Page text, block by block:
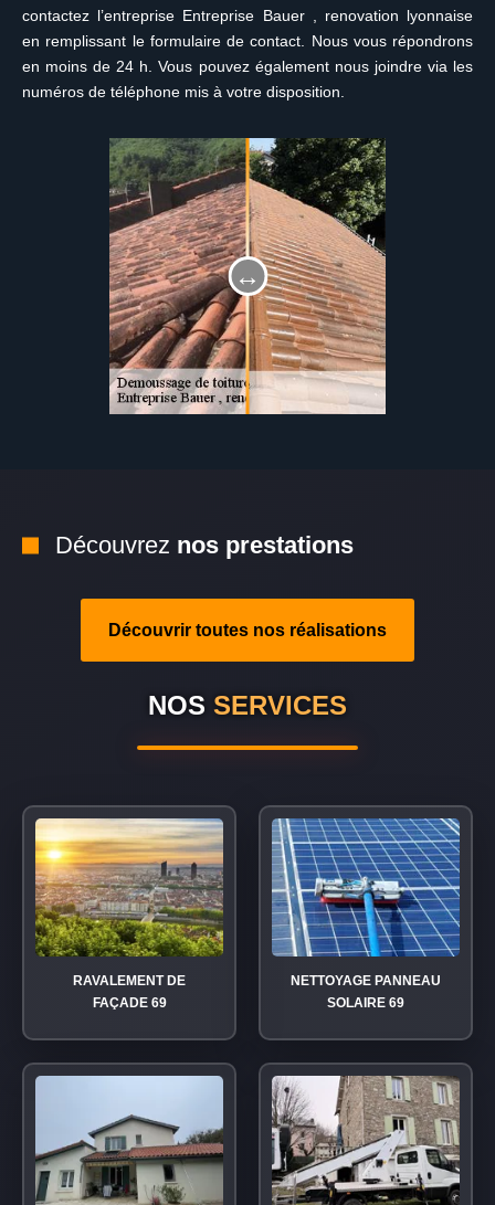
contactez l’entreprise Entreprise Bauer , renovation lyonnaise
en remplissant le formulaire de contact. Nous vous répondrons
en moins de 24 h. Vous pouvez également nous joindre via les
numéros de téléphone mis à votre disposition.
Découvrez nos prestations
Découvrir toutes nos réalisations
NOS SERVICES
RAVALEMENT DE
FAÇADE 69
NETTOYAGE PANNEAU
SOLAIRE 69